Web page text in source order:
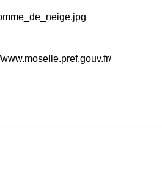
www.moselle.pref.gouv.fr/